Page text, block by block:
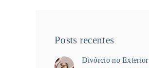
Posts recentes
Divórcio no Exterior